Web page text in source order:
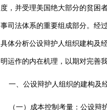
度，并受理美国绝大部分的贫困
事司法体系的重要组成部分。经
具体分析公设辩护人组织建构及
明运作的内在机理，以期对完善
一、公设辩护人组织的建构及
（一）成本控制考量：公设辩